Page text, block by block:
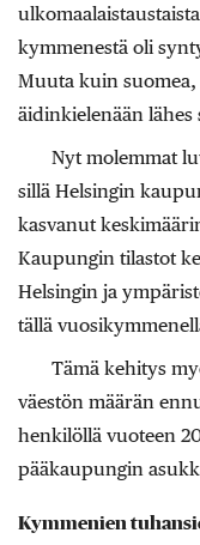
kymmenestä oli
Muuta kuin
äidinkielenään lähes
Nyt molemmat
sillä Helsingin
kasvanut
Kaupungin tilastot
Helsingin ja
tällä
Tämä kehitys
väestön määrän
henkilöllä vuoteen
pääkaupungin
Kymmenien